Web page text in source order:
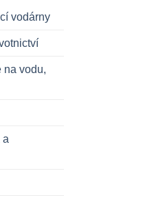
vodárny
na vodu,
a